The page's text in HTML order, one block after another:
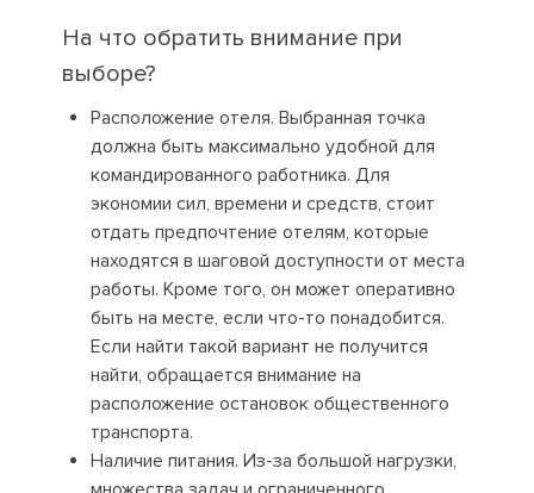
На что обратить внимание при
выборе?
Расположение отеля. Выбранная точка
должна быть максимально удобной для
командированного работника. Для
экономии сил, времени и средств, стоит
отдать предпочтение отелям, которые
находятся в шаговой доступности от места
работы. Кроме того, он может оперативно
быть на месте, если что-то понадобится.
Если найти такой вариант не получится
найти, обращается внимание на
расположение остановок общественного
транспорта.
Наличие питания. Из-за большой нагрузки,